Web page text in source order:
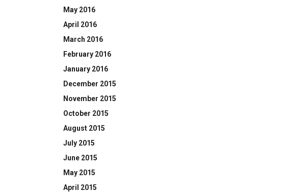
May 2016
April 2016
March 2016
February 2016
January 2016
December 2015
November 2015
October 2015
August 2015
July 2015
June 2015
May 2015
April 2015